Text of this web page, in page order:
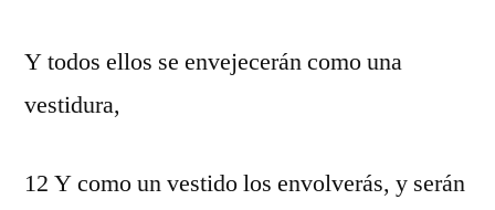
Y todos ellos se envejecerán como una
vestidura,
12 Y como un vestido los envolverás, y serán